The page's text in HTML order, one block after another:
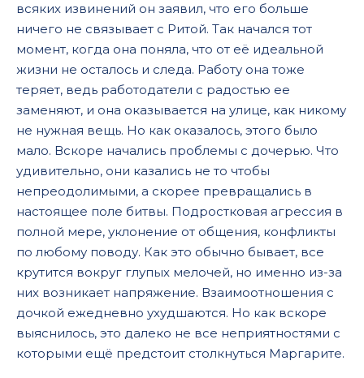
всяких извинений он заявил, что его больше
ничего не связывает с Ритой. Так начался тот
момент, когда она поняла, что от её идеальной
жизни не осталось и следа. Работу она тоже
теряет, ведь работодатели с радостью ее
заменяют, и она оказывается на улице, как никому
не нужная вещь. Но как оказалось, этого было
мало. Вскоре начались проблемы с дочерью. Что
удивительно, они казались не то чтобы
непреодолимыми, а скорее превращались в
настоящее поле битвы. Подростковая агрессия в
полной мере, уклонение от общения, конфликты
по любому поводу. Как это обычно бывает, все
крутится вокруг глупых мелочей, но именно из-за
них возникает напряжение. Взаимоотношения с
дочкой ежедневно ухудшаются. Но как вскоре
выяснилось, это далеко не все неприятностями с
которыми ещё предстоит столкнуться Маргарите.